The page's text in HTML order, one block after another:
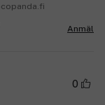
Anmäl
0